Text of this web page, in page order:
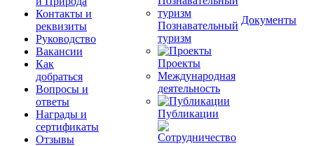
Контакты и
реквизиты
Руководство
Вакансии
Как
добраться
Вопросы и
ответы
Награды и
сертификаты
Отзывы
Познавательный
туризм
Проекты
Международная
деятельность
Публикации
Документы